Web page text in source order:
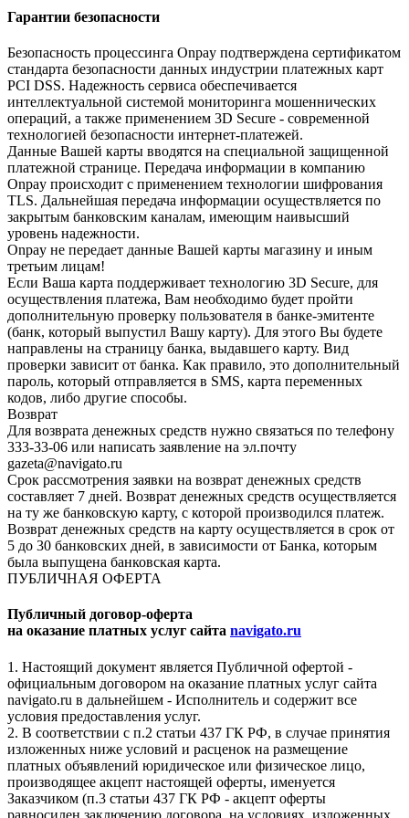
Гарантии безопасности
Безопасность процессинга Onpay подтверждена сертификатом
стандарта безопасности данных индустрии платежных карт
PCI DSS. Надежность сервиса обеспечивается
интеллектуальной системой мониторинга мошеннических
операций, а также применением 3D Secure - современной
технологией безопасности интернет-платежей.
Данные Вашей карты вводятся на специальной защищенной
платежной странице. Передача информации в компанию
Onpay происходит с применением технологии шифрования
TLS. Дальнейшая передача информации осуществляется по
закрытым банковским каналам, имеющим наивысший
уровень надежности.
Onpay не передает данные Вашей карты магазину и иным
третьим лицам!
Если Ваша карта поддерживает технологию 3D Secure, для
осуществления платежа, Вам необходимо будет пройти
дополнительную проверку пользователя в банке-эмитенте
(банк, который выпустил Вашу карту). Для этого Вы будете
направлены на страницу банка, выдавшего карту. Вид
проверки зависит от банка. Как правило, это дополнительный
пароль, который отправляется в SMS, карта переменных
кодов, либо другие способы.
Возврат
Для возврата денежных средств нужно связаться по телефону
333-33-06 или написать заявление на эл.почту
gazeta@navigato.ru
Срок рассмотрения заявки на возврат денежных средств
составляет 7 дней. Возврат денежных средств осуществляется
на ту же банковскую карту, с которой производился платеж.
Возврат денежных средств на карту осуществляется в срок от
5 до 30 банковских дней, в зависимости от Банка, которым
была выпущена банковская карта.
ПУБЛИЧНАЯ ОФЕРТА
Публичный договор-оферта
на оказание платных услуг сайта navigato.ru
1. Настоящий документ является Публичной офертой -
официальным договором на оказание платных услуг сайта
navigato.ru в дальнейшем - Исполнитель и содержит все
условия предоставления услуг.
2. В соответствии с п.2 статьи 437 ГК РФ, в случае принятия
изложенных ниже условий и расценок на размещение
платных объявлений юридическое или физическое лицо,
производящее акцепт настоящей оферты, именуется
Заказчиком (п.3 статьи 437 ГК РФ - акцепт оферты
равносилен заключению договора, на условиях, изложенных